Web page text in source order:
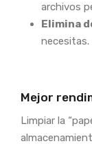
archivos
Elimina
necesitas.
Mejor
Limpiar la